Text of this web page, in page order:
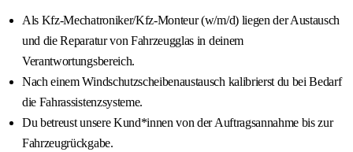
Als Kfz-Mechatroniker/Kfz-Monteur (w/m/d) liegen der Austausch
und die Reparatur von Fahrzeugglas in deinem
Verantwortungsbereich.
Nach einem Windschutzscheibenaustausch kalibrierst du bei Bedarf
die Fahrassistenzsysteme.
Du betreust unsere Kund*innen von der Auftragsannahme bis zur
Fahrzeugrückgabe.